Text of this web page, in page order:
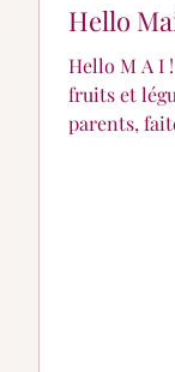
Hello
Hello M A I ! Voici le calendrier des
fruits et légumes
parents,